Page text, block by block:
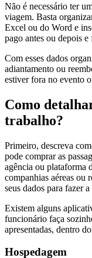
Não é necessário ter
viagem. Basta
Excel ou do Word e
pago antes ou depois
Com esses dados
adiantamento ou
estiver fora no evento
Como
trabalho?
Primeiro, descreva
pode comprar as
agência ou plataforma
companhias aéreas ou
seus dados para fazer a
Existem alguns
funcionário faça
apresentadas, dentro
Hospedagem